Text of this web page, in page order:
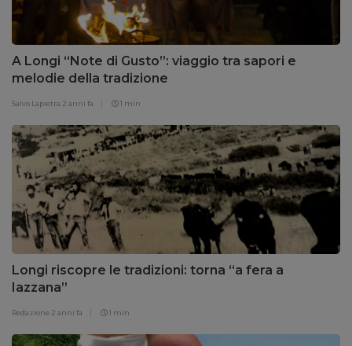
A Longi “Note di Gusto”: viaggio tra sapori e
melodie della tradizione
Salvo Lapietra 2 anni fa 1 min
Longi riscopre le tradizioni: torna “a fera a
Iazzana”
Redazione 2 anni fa 1 min